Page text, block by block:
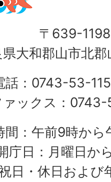
〒639-1198
県大和郡山市北
話：0743-53-
ァックス：
間：午前9時か
庁日：月曜日か
日・休日および